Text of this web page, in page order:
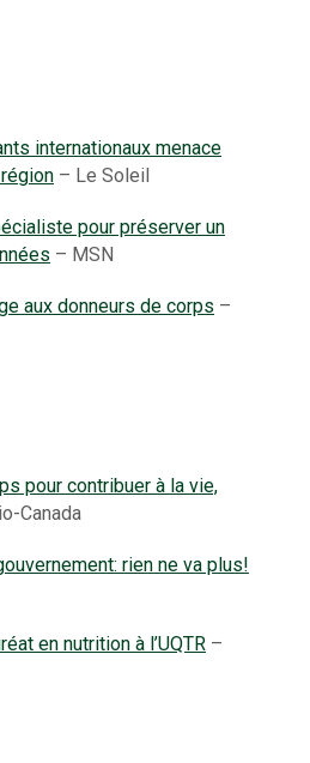
internationaux menace
– Le Soleil
pour préserver un
– MSN
aux donneurs de corps –
pour contribuer à la vie,
Canada
rien ne va plus!
en nutrition à l’UQTR –